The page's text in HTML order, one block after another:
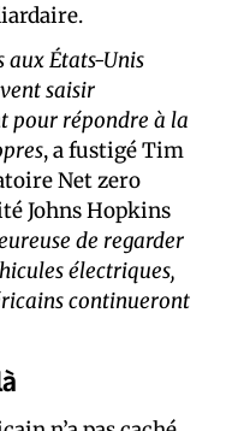
aux États-Unis
saisir
pour répondre à la
, a fustigé Tim
Net zero
Johns Hopkins
de regarder
électriques,
continueront